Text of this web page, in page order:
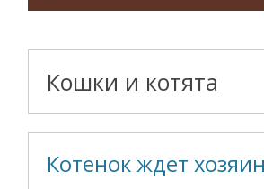
Кошки и котята
Котенок ждет